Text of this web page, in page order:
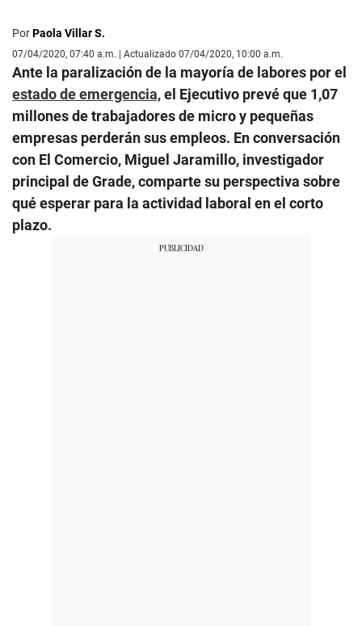
PorPaola Villar S.
07/04/2020, 07:40 a.m. | Actualizado 07/04/2020, 10:00 a.m.
Ante la paralización de la mayoría de labores por el
estado de emergencia,el Ejecutivo prevé que 1,07
millones de trabajadores de micro y pequeñas
empresas perderán sus empleos. En conversación
con El Comercio, Miguel Jaramillo, investigador
principal de Grade, comparte su perspectiva sobre
qué esperar para la actividad laboral en el corto
plazo.